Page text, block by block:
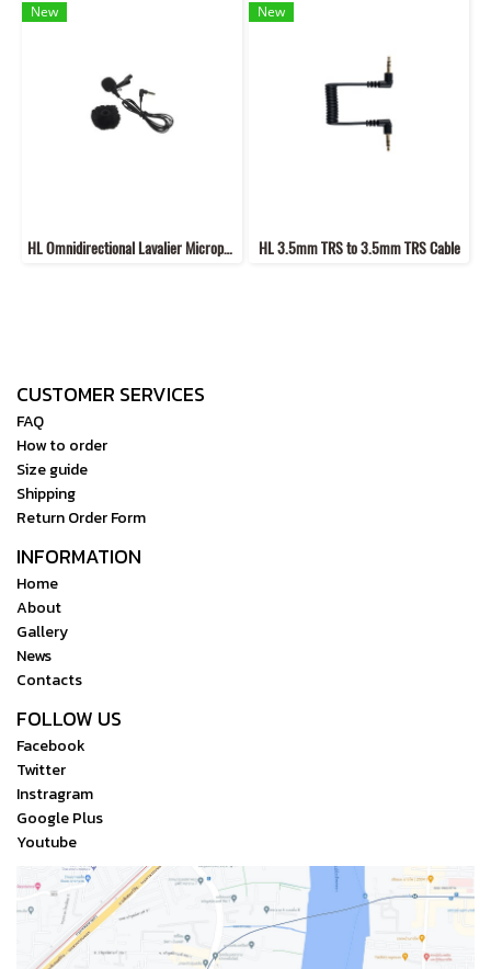
New
HL Omnidirectional Lavalier Microphone
New
HL 3.5mm TRS to 3.5mm TRS Cable
CUSTOMER SERVICES
FAQ
How to order
Size guide
Shipping
Return Order Form
INFORMATION
Home
About
Gallery
News
Contacts
FOLLOW US
Facebook
Twitter
Instragram
Google Plus
Youtube